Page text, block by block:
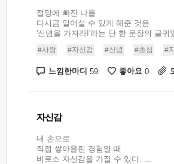
절망에 빠진 나를
다시금 일어설 수 있게 해준 것은
'신념을 가져라!'라는 단 한 문장의 글귀
#사랑 #자신감 #신념 #초심 #
느낌한마디 59 좋아요 0
자신감
내 손으로
직접 쌓아올린 경험일 때
비로소 자신감을 가질 수 있다. ...